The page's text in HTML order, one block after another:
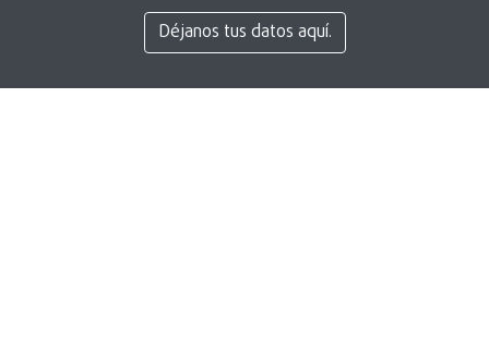
Déjanos tus datos aquí.